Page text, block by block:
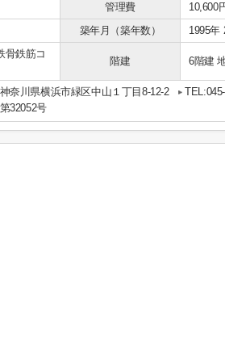
管理費
10,600
築年月（築年数） 1995年
骨鉄筋コ
階建 6階建
神奈川県横浜市緑区中山１丁目8-12-2
32052号